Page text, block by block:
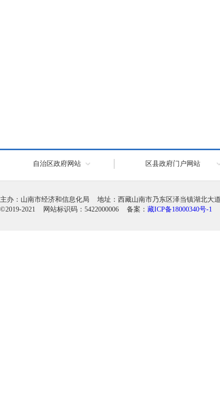
自治区政府网站 区县政府门户网站
主办：山南市经济和信息化局 地址：西藏山南市乃东区泽当镇湖北大
©2019-2021 网站标识码：5422000006 备案： 藏ICP备18000340号-1